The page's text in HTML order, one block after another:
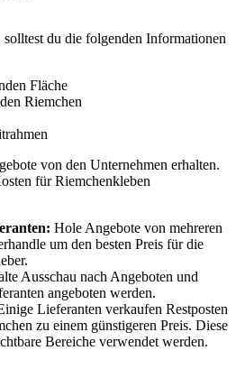
du die folgenden Informationen
Fläche
Riemchen
von den Unternehmen erhalten.
für Riemchenkleben
Hole Angebote von mehreren
um den besten Preis für die
Ausschau nach Angeboten und
angeboten werden.
Lieferanten verkaufen Restposten
zu einem günstigeren Preis. Diese
Bereiche verwendet werden.